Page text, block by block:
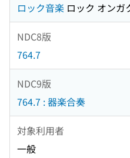
ロック音楽 ロック オンガ
NDC8版
764.7
NDC9版
764.7 : 器楽合奏
対象利用者
一般